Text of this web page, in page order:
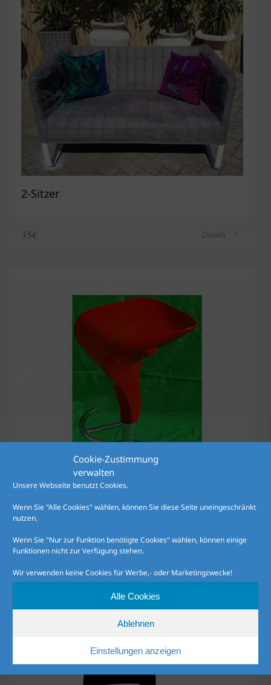
Cookie-Zustimmung
verwalten
Unsere Webseite benutzt Cookies.
Wenn Sie "Alle Cookies" wählen, können Sie diese Seite uneingeschränkt
nutzen.
Wenn Sie "Nur zur Funktion benötigte Cookies" wählen, können einige
Funktionen nicht zur Verfügung stehen.
Wir verwenden keine Cookies für Werbe,- oder Marketingzwecke!
Alle Cookies
Ablehnen
Einstellungen anzeigen
2-Sitzer
35€ Details
Barhocker „50’s“